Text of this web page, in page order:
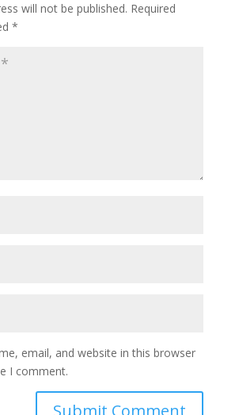
will not be published. Required
*
email, and website in this browser
I comment.